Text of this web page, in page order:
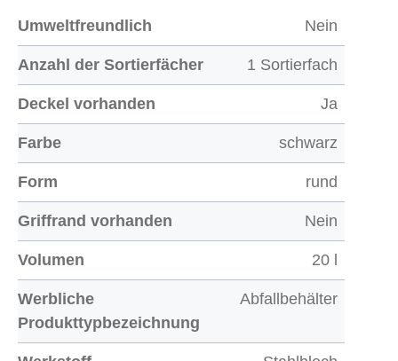
Umweltfreundlich Nein
Anzahl der Sortierfächer 1 Sortierfach
Deckel vorhanden Ja
Farbe schwarz
Form rund
Griffrand vorhanden Nein
Volumen 20 l
Werbliche
Produkttypbezeichnung
Abfallbehälter